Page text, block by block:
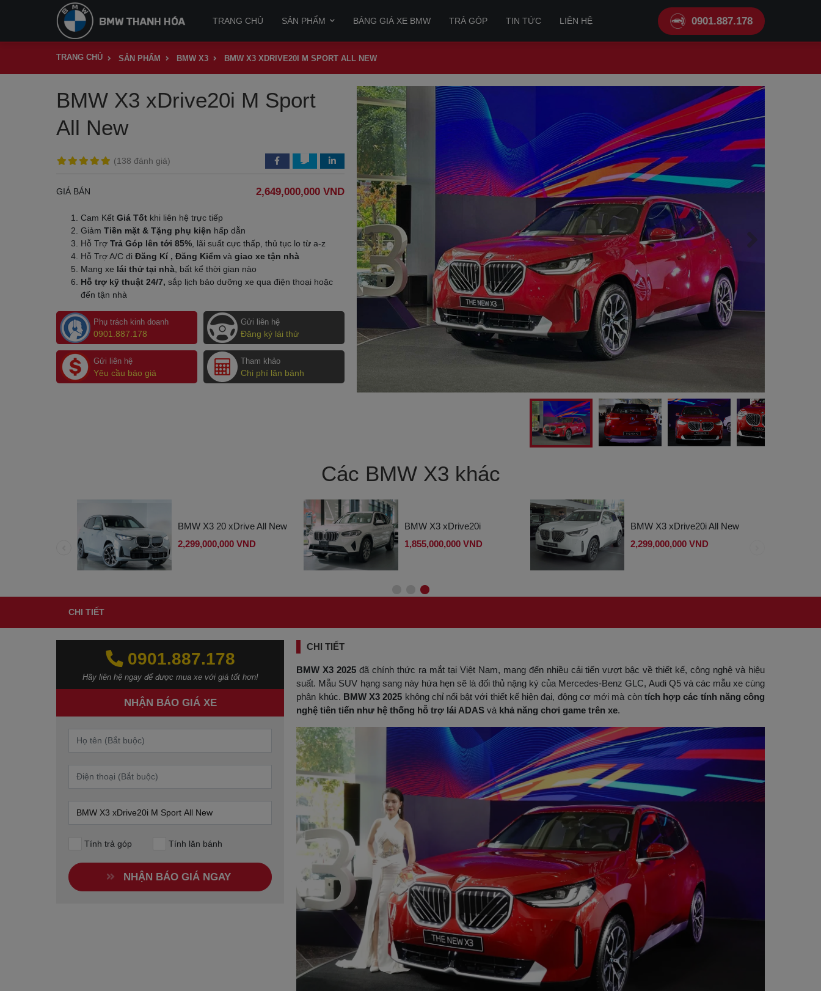
TRANG CHỦ SẢN PHẨM BẢNG GIÁ XE BMW TRẢ GÓP TIN TỨC LIÊN HỆ 0901.887.178
TRANG CHỦ SẢN PHẨM BMW X3 BMW X3 XDRIVE20I M SPORT ALL NEW
BMW X3 xDrive20i M Sport
All New
(138 đánh giá)
GIÁ BÁN 2,649,000,000 VND
Cam Kết Giá Tốt khi liên hệ trực tiếp
Giảm Tiền mặt & Tặng phụ kiện hấp dẫn
Hỗ Trợ Trả Góp lên tới 85% , lãi suất cực thấp, thủ tục lo từ a-z
Hỗ Trợ A/C đi Đăng Kí , Đăng Kiểm và giao xe tận nhà
Mang xe lái thử tại nhà , bất kể thời gian nào
Hỗ trợ kỹ thuật 24/7, sắp lịch bảo dưỡng xe qua điện thoại hoặc
đến tận nhà
Phụ trách kinh doanh
0901.887.178
Gửi liên hệ
Yêu cầu báo giá
Gửi liên hệ
Đăng ký lái thử
Tham khảo
Chi phí lăn bánh
Các BMW X3 khác
BMW X3 20 xDrive All New
2,299,000,000 VND
BMW X3 xDrive20i
1,855,000,000 VND
BMW X3 xDrive20i All New
2,299,000,000 VND
CHI TIẾT
0901.887.178‬‬
Hãy liên hệ ngay để được mua xe với giá tốt hơn!
NHẬN BÁO GIÁ XE
Tính trả góp Tính lăn bánh
NHẬN BÁO GIÁ NGAY
CHI TIẾT
BMW X3 2025 đã chính thức ra mắt tại Việt Nam, mang đến nhiều cải tiến vượt bậc về thiết kế, công nghệ và hiệu
suất. Mẫu SUV hạng sang này hứa hẹn sẽ là đối thủ nặng ký của Mercedes-Benz GLC, Audi Q5 và các mẫu xe cùng
phân khúc. BMW X3 2025 không chỉ nổi bật với thiết kế hiện đại, động cơ mới mà còn tích hợp các tính năng công
nghệ tiên tiến như hệ thống hỗ trợ lái ADAS và khả năng chơi game trên xe.